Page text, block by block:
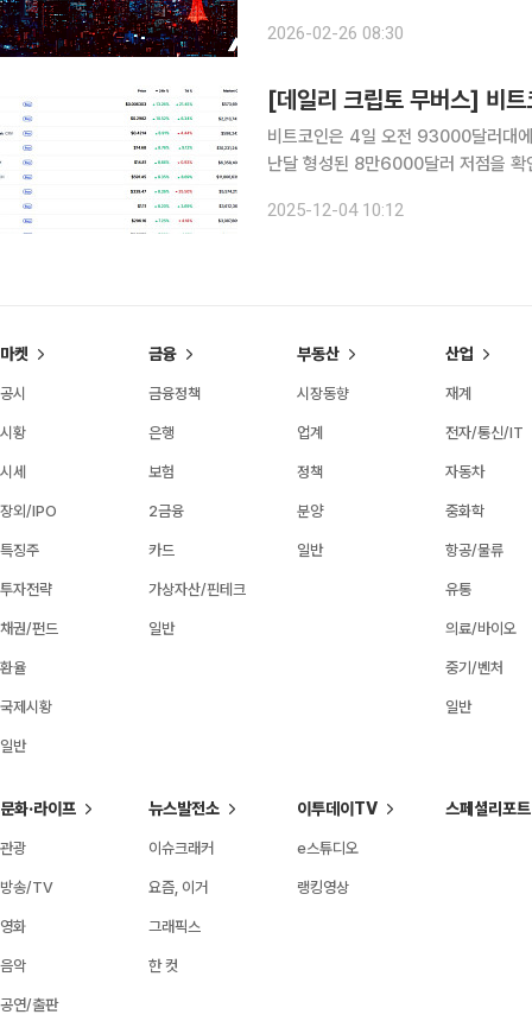
(Progmat)이 20억달러(약 2조
2026-02-26 08:30
비트코인은 4일 오전 93000달러대
난달 형성된 8만6000달러 저점을 확
완만하게 늘고 있지만 반등 강도는 제
2025-12-04 10:12
마켓
공시
시황
시세
장외/IPO
특징주
투자전략
채권/펀드
환율
국제시황
일반
금융
금융정책
은행
보험
2금융
카드
가상자산/핀테크
일반
부동산
시장동향
업계
정책
분양
일반
산업
재계
전자/통신/IT
자동차
중화학
항공/물류
유통
의료/바이오
중기/벤처
일반
문화·라이프
관광
방송/TV
영화
음악
공연/출판
뉴스발전소
이슈크래커
요즘, 이거
그래픽스
한 컷
이투데이TV
e스튜디오
랭킹영상
스페셜리포트